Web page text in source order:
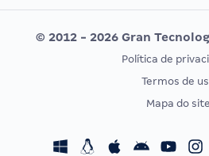
Editais publicados
CONCURSOS POR PROFISSÃO
Concursos Fiscais
© 2012 - 2026 Gran
Política de
Termos de
Mapa do site